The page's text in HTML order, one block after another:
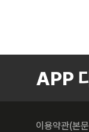
APP
이용약관(본